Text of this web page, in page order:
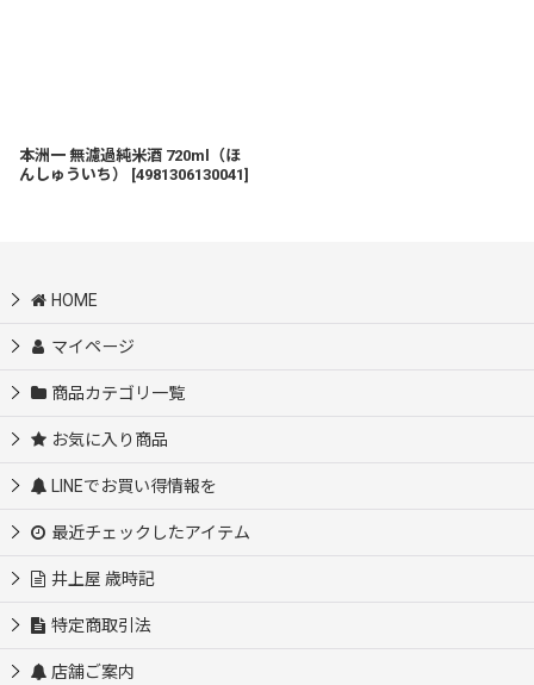
本洲一 無濾過純米酒 720ml（ほ
んしゅういち）
[4981306130041]
HOME
マイページ
商品カテゴリ一覧
お気に入り商品
LINEでお買い得情報を
最近チェックしたアイテム
井上屋 歳時記
特定商取引法
店舗ご案内